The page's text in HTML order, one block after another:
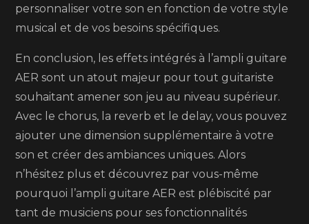
personnaliser votre son en fonction de votre style
musical et de vos besoins spécifiques.
En conclusion, les effets intégrés à l’ampli guitare
AER sont un atout majeur pour tout guitariste
souhaitant amener son jeu au niveau supérieur.
Avec le chorus, la reverb et le delay, vous pouvez
ajouter une dimension supplémentaire à votre
son et créer des ambiances uniques. Alors
n’hésitez plus et découvrez par vous-même
pourquoi l’ampli guitare AER est plébiscité par
tant de musiciens pour ses fonctionnalités